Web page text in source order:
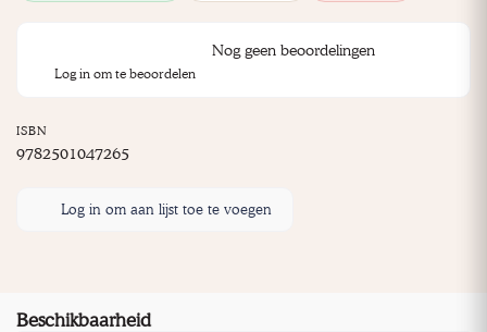
Nog geen beoordelingen
Log in om te beoordelen
ISBN
9782501047265
Log in om aan lijst toe te voegen
Beschikbaarheid